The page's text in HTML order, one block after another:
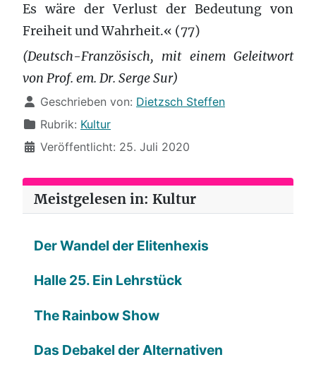
Es wäre der Verlust der Bedeutung von
Freiheit und Wahrheit.« (77)
(Deutsch-Französisch, mit einem Geleitwort
von Prof. em. Dr. Serge Sur)
Details
Geschrieben von: Dietzsch Steffen
Rubrik: Kultur
Veröffentlicht: 25. Juli 2020
Meistgelesen in: Kultur
Der Wandel der Elitenhexis
Halle 25. Ein Lehrstück
The Rainbow Show
Das Debakel der Alternativen